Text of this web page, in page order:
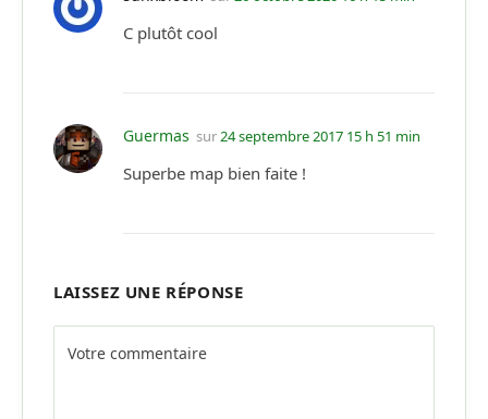
C plutôt cool
Guermas sur24 septembre 2017 15 h 51 min
Superbe map bien faite !
LAISSEZ UNE RÉPONSE